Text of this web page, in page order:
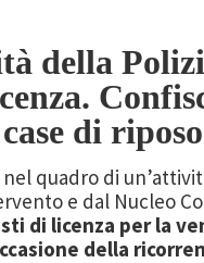
della
case di
quadro di
e dal Nucleo
di licenza per la
della